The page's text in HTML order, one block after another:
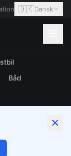
🇩🇰Dansk
Båd